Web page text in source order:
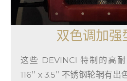
双色调加强
这些 DEVINCI 特制的高
116’’ x 3.5’’ 不锈钢轮辋有